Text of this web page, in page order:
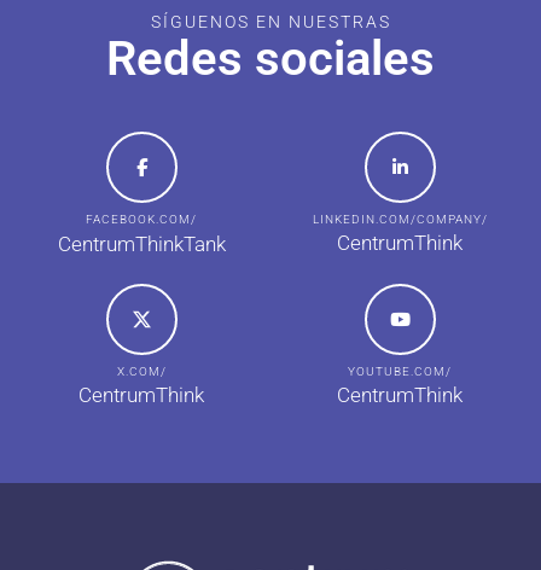
SÍGUENOS EN NUESTRAS
Redes sociales
FACEBOOK.COM/
CentrumThinkTank
LINKEDIN.COM/COMPANY/
CentrumThink
X.COM/
CentrumThink
YOUTUBE.COM/
CentrumThink